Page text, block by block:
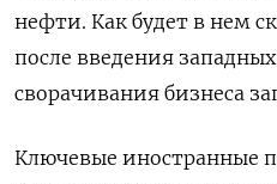
нефти. Как будет в нем
после введения
сворачивания бизнеса
Ключевые иностранные